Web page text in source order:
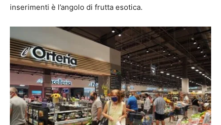
inserimenti è l’angolo di frutta esotica.